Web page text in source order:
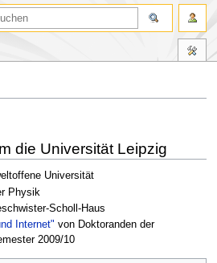
die Universität Leipzig
Universität
Physik
Scholl-Haus
Internet" von Doktoranden der
2009/10